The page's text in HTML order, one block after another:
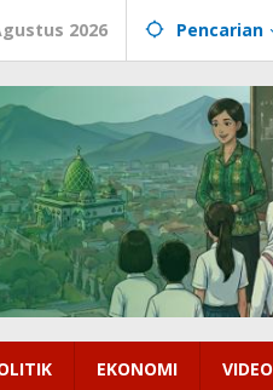
2026 Pencarian
EKONOMI VIDEO